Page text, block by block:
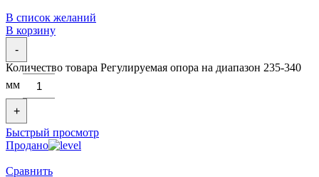
В список желаний
В корзину
-
Количество товара Регулируемая опора на диапазон 235-340
мм
+
Быстрый просмотр
Продано
Сравнить